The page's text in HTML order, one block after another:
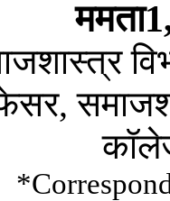
ममता
,